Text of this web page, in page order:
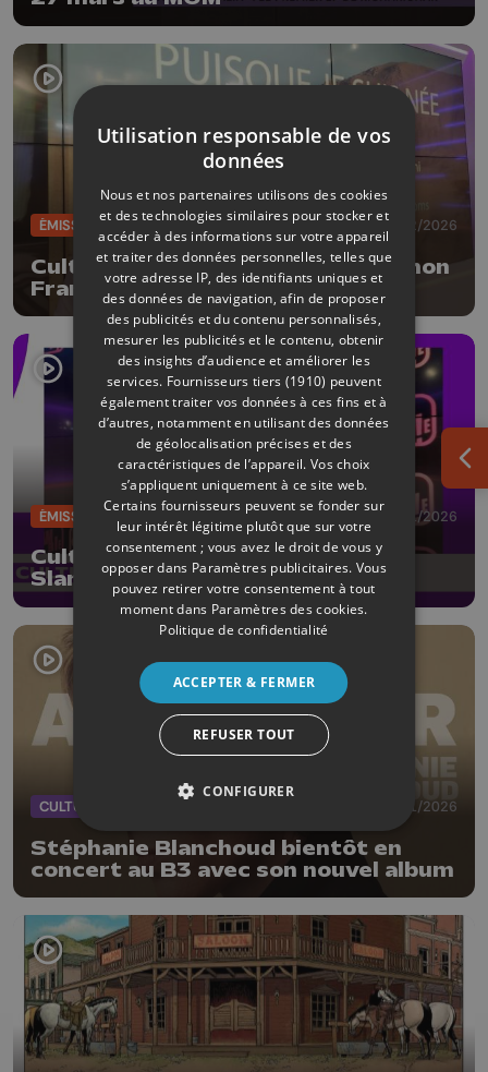
ÉMISSIONS 06/02/2026
CultureL avec le compositeur Simon
Fransquet
ÉMISSIONS 30/01/2026
CultureL avec M'sieur 13 et la
Slamerie à Huy
CULTURE 29/01/2026
Stéphanie Blanchoud bientôt en
concert au B3 avec son nouvel album
Utilisation responsable de vos
données
Nous et nos partenaires utilisons des cookies
et des technologies similaires pour stocker et
accéder à des informations sur votre appareil
et traiter des données personnelles, telles que
votre adresse IP, des identifiants uniques et
des données de navigation, afin de proposer
des publicités et du contenu personnalisés,
mesurer les publicités et le contenu, obtenir
des insights d’audience et améliorer les
services. Fournisseurs tiers (1910) peuvent
également traiter vos données à ces fins et à
d’autres, notamment en utilisant des données
de géolocalisation précises et des
caractéristiques de l’appareil. Vos choix
s’appliquent uniquement à ce site web.
Certains fournisseurs peuvent se fonder sur
leur intérêt légitime plutôt que sur votre
consentement ; vous avez le droit de vous y
opposer dans Paramètres publicitaires. Vous
pouvez retirer votre consentement à tout
moment dans Paramètres des cookies.
Politique de confidentialité
ACCEPTER & FERMER
REFUSER TOUT
CONFIGURER